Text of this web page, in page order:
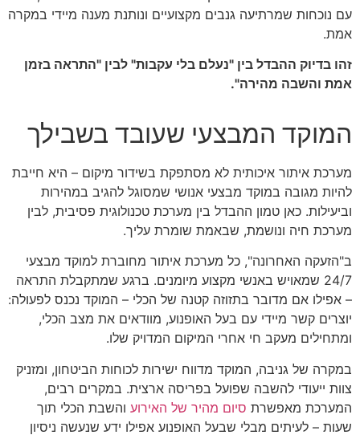
עם נוכחות שמרתיעה גנבים מקצועיים ונותנת מענה מיידי במקרה
אמת.
זהו בדיוק ההבדל בין "נעלם בלי עקבות" לבין "התראה בזמן
אמת והשבה מהירה".
המוקד המבצעי שעובד בשבילך
מערכת איתור איכותית לא מסתפקת בשידור מיקום – היא חייבת
להיות מגובה במוקד מבצעי אנושי שמסוגל להגיב במהירות
וביעילות. כאן טמון ההבדל בין מערכת טכנולוגית פסיבית, לבין
מערכת חיה ונושמת, שבאמת שומרת עליך.
ב"הזעקה האחרונה", כל מערכת איתור מחוברת למוקד מבצעי
24/7 שמאויש באנשי מקצוע מיומנים. ברגע שמתקבלת התראה
– אפילו אם מדובר בתזוזה קטנה של הכלי – המוקד נכנס לפעולה:
יוצרים קשר מיידי עם בעל האופנוע, מוודאים את מצב הכלי,
ומתחילים מעקב חי אחרי המיקום המדויק שלו.
במקרה של גניבה, המוקד מדווח ישירות לכוחות הביטחון, ומזניק
צוות ייעודי להשבה שפועל בפריסה ארצית. במקרים רבים,
המערכת מאפשרת סיום מהיר של האירוע והשבת הכלי תוך
שעות – לעיתים מבלי שבעל האופנוע אפילו ידע שנעשה ניסיון